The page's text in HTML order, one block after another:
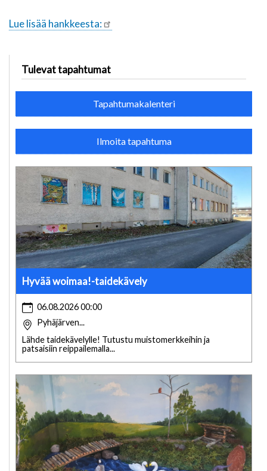
Lue lisää hankkeesta:
Tulevat tapahtumat
Tapahtumakalenteri
Ilmoita tapahtuma
Hyvää woimaa!-taidekävely
06.08.2026 00:00
Pyhäjärven...
Lähde taidekävelylle! Tutustu muistomerkkeihin ja
patsaisiin reippailemalla...